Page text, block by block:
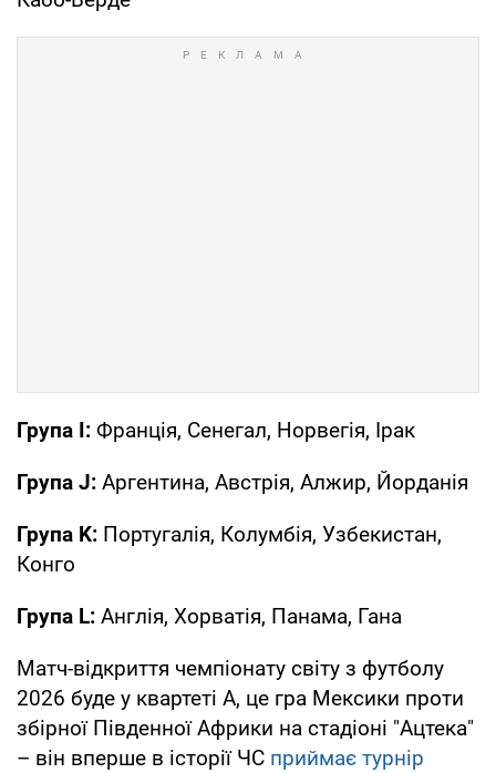
Група I: Франція, Сенегал, Норвегія, Ірак
Група J: Аргентина, Австрія, Алжир, Йорданія
Група K: Португалія, Колумбія, Узбекистан,
Конго
Група L: Англія, Хорватія, Панама, Гана
Матч-відкриття чемпіонату світу з футболу
2026 буде у квартеті А, це гра Мексики проти
збірної Південної Африки на стадіоні "Ацтека"
– він вперше в історії ЧС приймає турнір